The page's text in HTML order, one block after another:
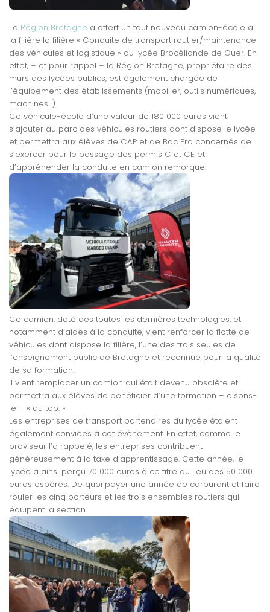
La Région Bretagne a offert un tout nouveau camion-école à
la filière la filière « Conduite de transport routier/maintenance
des véhicules et logistique » du lycée Brocéliande de Guer. En
effet, – et pour rappel – la Région Bretagne, propriétaire des
murs des lycées publics, est également chargée de
l’équipement des établissements (mobilier, outils numériques,
machines…).
Ce véhicule-école d’une valeur de 180 000 euros vient
s’ajouter au parc des véhicules routiers dont dispose le lycée
et permettra aux élèves de CAP et de Bac Pro concernés de
s’exercer pour le passage des permis C et CE et
d’appréhender la conduite en camion remorque.
Ce camion, doté des toutes les dernières technologies, et
notamment d’aides à la conduite, vient renforcer la flotte de
véhicules dont dispose la filière, l’une des trois seules de
l’enseignement public de Bretagne et reconnue pour la qualité
de sa formation.
Il vient remplacer un camion qui était devenu obsolète et
permettra aux élèves de bénéficier d’une formation – disons-
le – « au top. »
Les entreprises de transport partenaires du lycée étaient
également conviées à cet évènement. En effet, comme le
proviseur l’a rappelé, les entreprises contribuent
généreusement à la taxe d’apprentissage. Cette année, le
lycée a ainsi perçu 70 000 euros à ce titre au lieu des 50 000
euros espérés. De quoi payer une année de carburant et faire
rouler les cinq porteurs et les trois ensembles routiers qui
équipent la section.